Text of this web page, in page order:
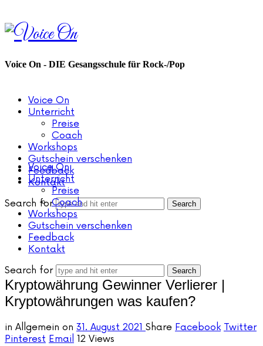
Voice
On
Voice On - DIE Gesangsschule für Rock-/Pop
Voice On
Unterricht
Preise
Coach
Workshops
Gutschein verschenken
Feedback
Kontakt
Search for
Voice On
Unterricht
Preise
Coach
Workshops
Gutschein verschenken
Feedback
Kontakt
Search for
Kryptowährung Gewinner Verlierer |
Kryptowährungen was kaufen?
in Allgemein on 31. August 2021 Share Facebook Twitter
Pinterest Email 12 Views